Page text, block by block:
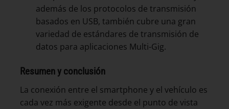
además de los protocolos de transmisión
basados en USB, también cubre una gran
variedad de estándares de transmisión de
datos para aplicaciones Multi-Gig.
Resumen y conclusión
La conexión entre el smartphone y el vehículo es
cada vez más exigente desde el punto de vista